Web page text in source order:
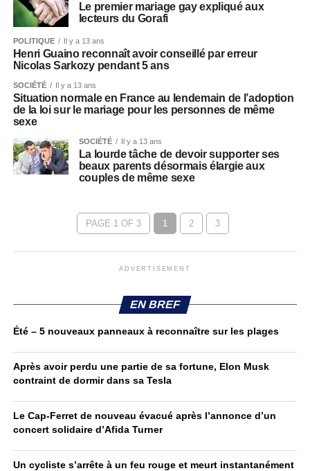
Le premier mariage gay expliqué aux
lecteurs du Gorafi
POLITIQUE Il y a 13 ans
Henri Guaino reconnaît avoir conseillé par erreur
Nicolas Sarkozy pendant 5 ans
SOCIÉTÉ Il y a 13 ans
Situation normale en France au lendemain de l’adoption
de la loi sur le mariage pour les personnes de même
sexe
SOCIÉTÉ Il y a 13 ans
La lourde tâche de devoir supporter ses
beaux parents désormais élargie aux
couples de même sexe
PAGE 1 OF 3 1 2 3
ADVERTISEMENT
EN BREF
Été – 5 nouveaux panneaux à reconnaître sur les plages
Après avoir perdu une partie de sa fortune, Elon Musk
contraint de dormir dans sa Tesla
Le Cap-Ferret de nouveau évacué après l’annonce d’un
concert solidaire d’Afida Turner
Un cycliste s’arrête à un feu rouge et meurt instantanément